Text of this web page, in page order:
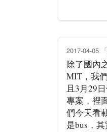
2017-04-05
除了國內
MIT，我
且3月29
專案，裡
們今天看
是bus，